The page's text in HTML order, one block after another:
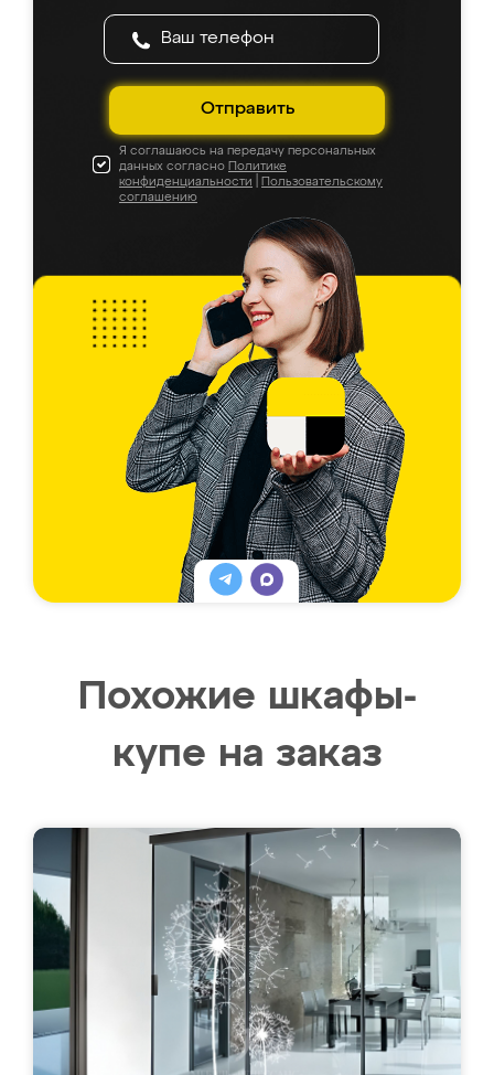
Отправить
Я соглашаюсь на передачу персональных
данных согласно Политике
конфиденциальности
Пользовательскому
соглашению
Похожие шкафы-
купе на заказ